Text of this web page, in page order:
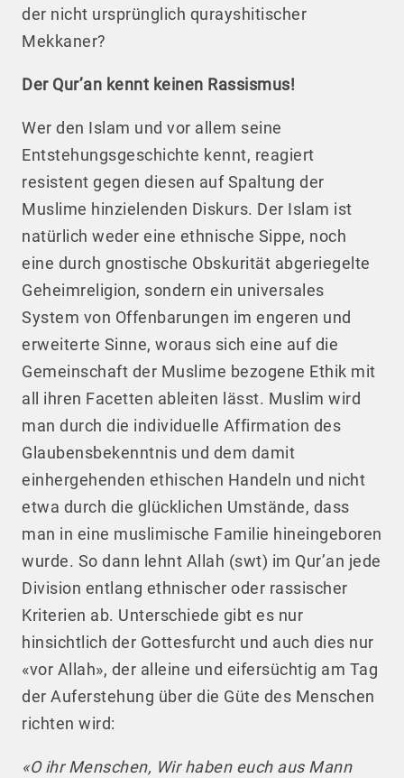
der nicht ursprünglich qurayshitischer
Mekkaner?
Der Qur’an kennt keinen Rassismus!
Wer den Islam und vor allem seine
Entstehungsgeschichte kennt, reagiert
resistent gegen diesen auf Spaltung der
Muslime hinzielenden Diskurs. Der Islam ist
natürlich weder eine ethnische Sippe, noch
eine durch gnostische Obskurität abgeriegelte
Geheimreligion, sondern ein universales
System von Offenbarungen im engeren und
erweiterte Sinne, woraus sich eine auf die
Gemeinschaft der Muslime bezogene Ethik mit
all ihren Facetten ableiten lässt. Muslim wird
man durch die individuelle Affirmation des
Glaubensbekenntnis und dem damit
einhergehenden ethischen Handeln und nicht
etwa durch die glücklichen Umstände, dass
man in eine muslimische Familie hineingeboren
wurde. So dann lehnt Allah (swt) im Qur’an jede
Division entlang ethnischer oder rassischer
Kriterien ab. Unterschiede gibt es nur
hinsichtlich der Gottesfurcht und auch dies nur
«vor Allah», der alleine und eifersüchtig am Tag
der Auferstehung über die Güte des Menschen
richten wird:
«O ihr Menschen, Wir haben euch aus Mann